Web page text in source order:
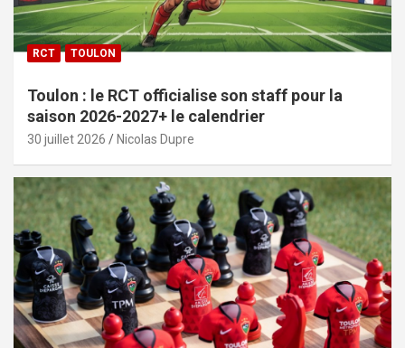
RCT TOULON
Toulon : le RCT officialise son staff pour la
saison 2026-2027+ le calendrier
30 juillet 2026 Nicolas Dupre